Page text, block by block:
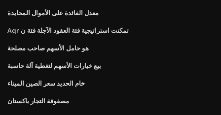
معدل الفائدة على الأموال المحايدة
Aqr تمكنت استراتيجية فئة العقود الآجلة فئة ن
هو حامل الأسهم صاحب مصلحة
بيع خيارات الأسهم لتغطية آلة حاسبة
خام الحديد سعر الصين الميناء
مصفوفة التجار باكستان